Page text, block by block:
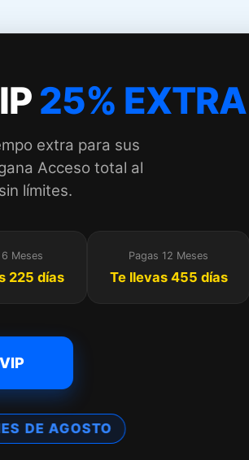
25% EXTRA
extra para sus
Acceso total al
límites.
Meses
225 días
Pagas 12 Meses
Te llevas 455 días
DE AGOSTO